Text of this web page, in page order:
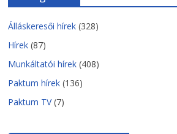
Álláskeresői hírek (328)
Hírek (87)
Munkáltatói hírek (408)
Paktum hírek (136)
Paktum TV(7)